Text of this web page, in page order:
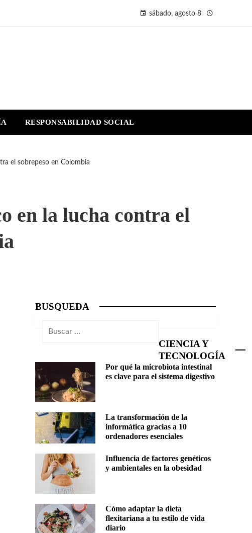
sábado, agosto 8
RESPONSABILIDAD SOCIAL
el sobrepeso en Colombia
en la lucha contra el
BUSQUEDA
Buscar:
CIENCIA Y
TECNOLOGÍA
Por qué la microbiota intestinal
es clave para el sistema digestivo
La transformación de la
informática gracias a 10
ordenadores esenciales
Influencia de factores genéticos
y ambientales en la obesidad
Cómo adaptar la dieta
flexitariana a tu estilo de vida
diario